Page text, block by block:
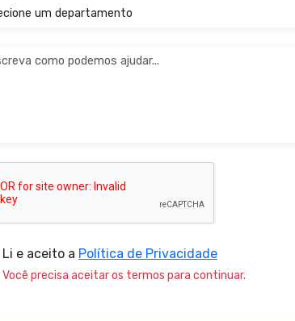
Li e aceito a Política de Privacidade
Você precisa aceitar os termos para continuar.